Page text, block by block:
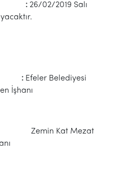
: 26/02/2019 Salı
: Efeler Belediyesi
İşhanı
Mezat